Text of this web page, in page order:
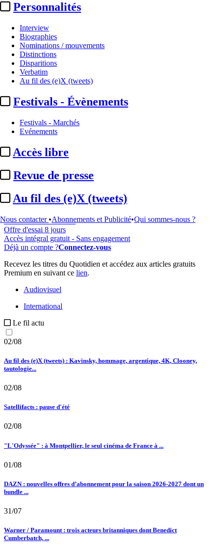
Personnalités
Interview
Biographies
Nominations / mouvements
Distinctions
Disparitions
Verbatim
Au fil des (e)X (tweets)
Festivals - Évènements
Festivals - Marchés
Evénements
Accès libre
Revue de presse
Au fil des (e)X (tweets)
Nous contacter •Abonnements et Publicité•Qui sommes-nous ?
Royaume-Uni :
Freely (BBC, ITV, Channel 4 et
5) ...
Actualité n° 349110
Cet article est réservé à nos abonnés
98% reste à lire
Pour accéder à cet article, à l'ensemble du site, découvrez nos
formules d'abonnement.
S'abonner à Satellifacts
Offre d'essai 8 jours
Accès intégral gratuit - Sans engagement
Déjà un compte ?Connectez-vous
Recevez les titres du Quotidien et accédez aux articles gratuits
Premium en suivant ce lien.
Audiovisuel
International
Le fil actu
02/08
Au fil des (e)X (tweets) : Kavinsky, hommage, argentique, 4K, Clooney,
tautologie...
02/08
Satellifacts : pause d'été
02/08
"L'Odyssée" : à Montpellier, le seul cinéma de France à ...
01/08
DAZN : nouvelles offres d’abonnement pour la saison 2026-2027 dont un
bundle ...
31/07
Warner / Paramount : trois acteurs britanniques dont Benedict
Cumberbatch, ...